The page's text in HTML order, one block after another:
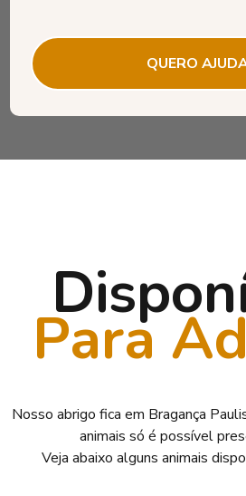
QUERO
Para
Nosso abrigo fica em Bragança
animais só é possível
Veja abaixo alguns animais
comissão de 10% sobre o
pedidos realizados pelo
CLIQUE AQUI